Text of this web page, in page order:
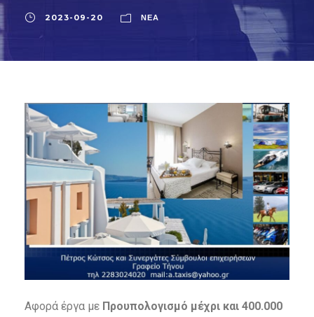
2023-09-20 ΝΈΑ
Αφορά έργα με Προυπολογισμό μέχρι και 400.000